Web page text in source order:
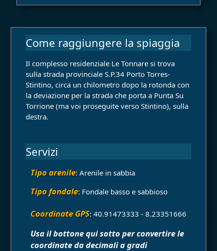
Come raggiungere la spiaggia
Il complesso residenziale Le Tonnare si trova
sulla strada provinciale S.P.34 Porto Torres-
Stintino, circa un chilometro dopo la rotonda con
la deviazione per la strada che porta a Punta Su
Torrione (ma voi proseguite verso Stintino), sulla
destra.
Servizi
Tipo arenile: Arenile in sabbia
Tipo fondale: Fondale basso e sabbioso
Coordinate GPS: 40.91473333 - 8.23351666
Usa il bottone qui sotto per convertire le
coordinate da decimali a gradi